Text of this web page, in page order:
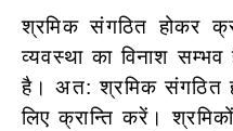
श्रमिक संगठित होकर
व्यवस्था का विनाश सम्भव
है। अत: श्रमिक संगठित
लिए क्रान्ति करें।